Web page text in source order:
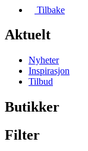
Tilbake
Aktuelt
Nyheter
Inspirasjon
Tilbud
Butikker
Filter